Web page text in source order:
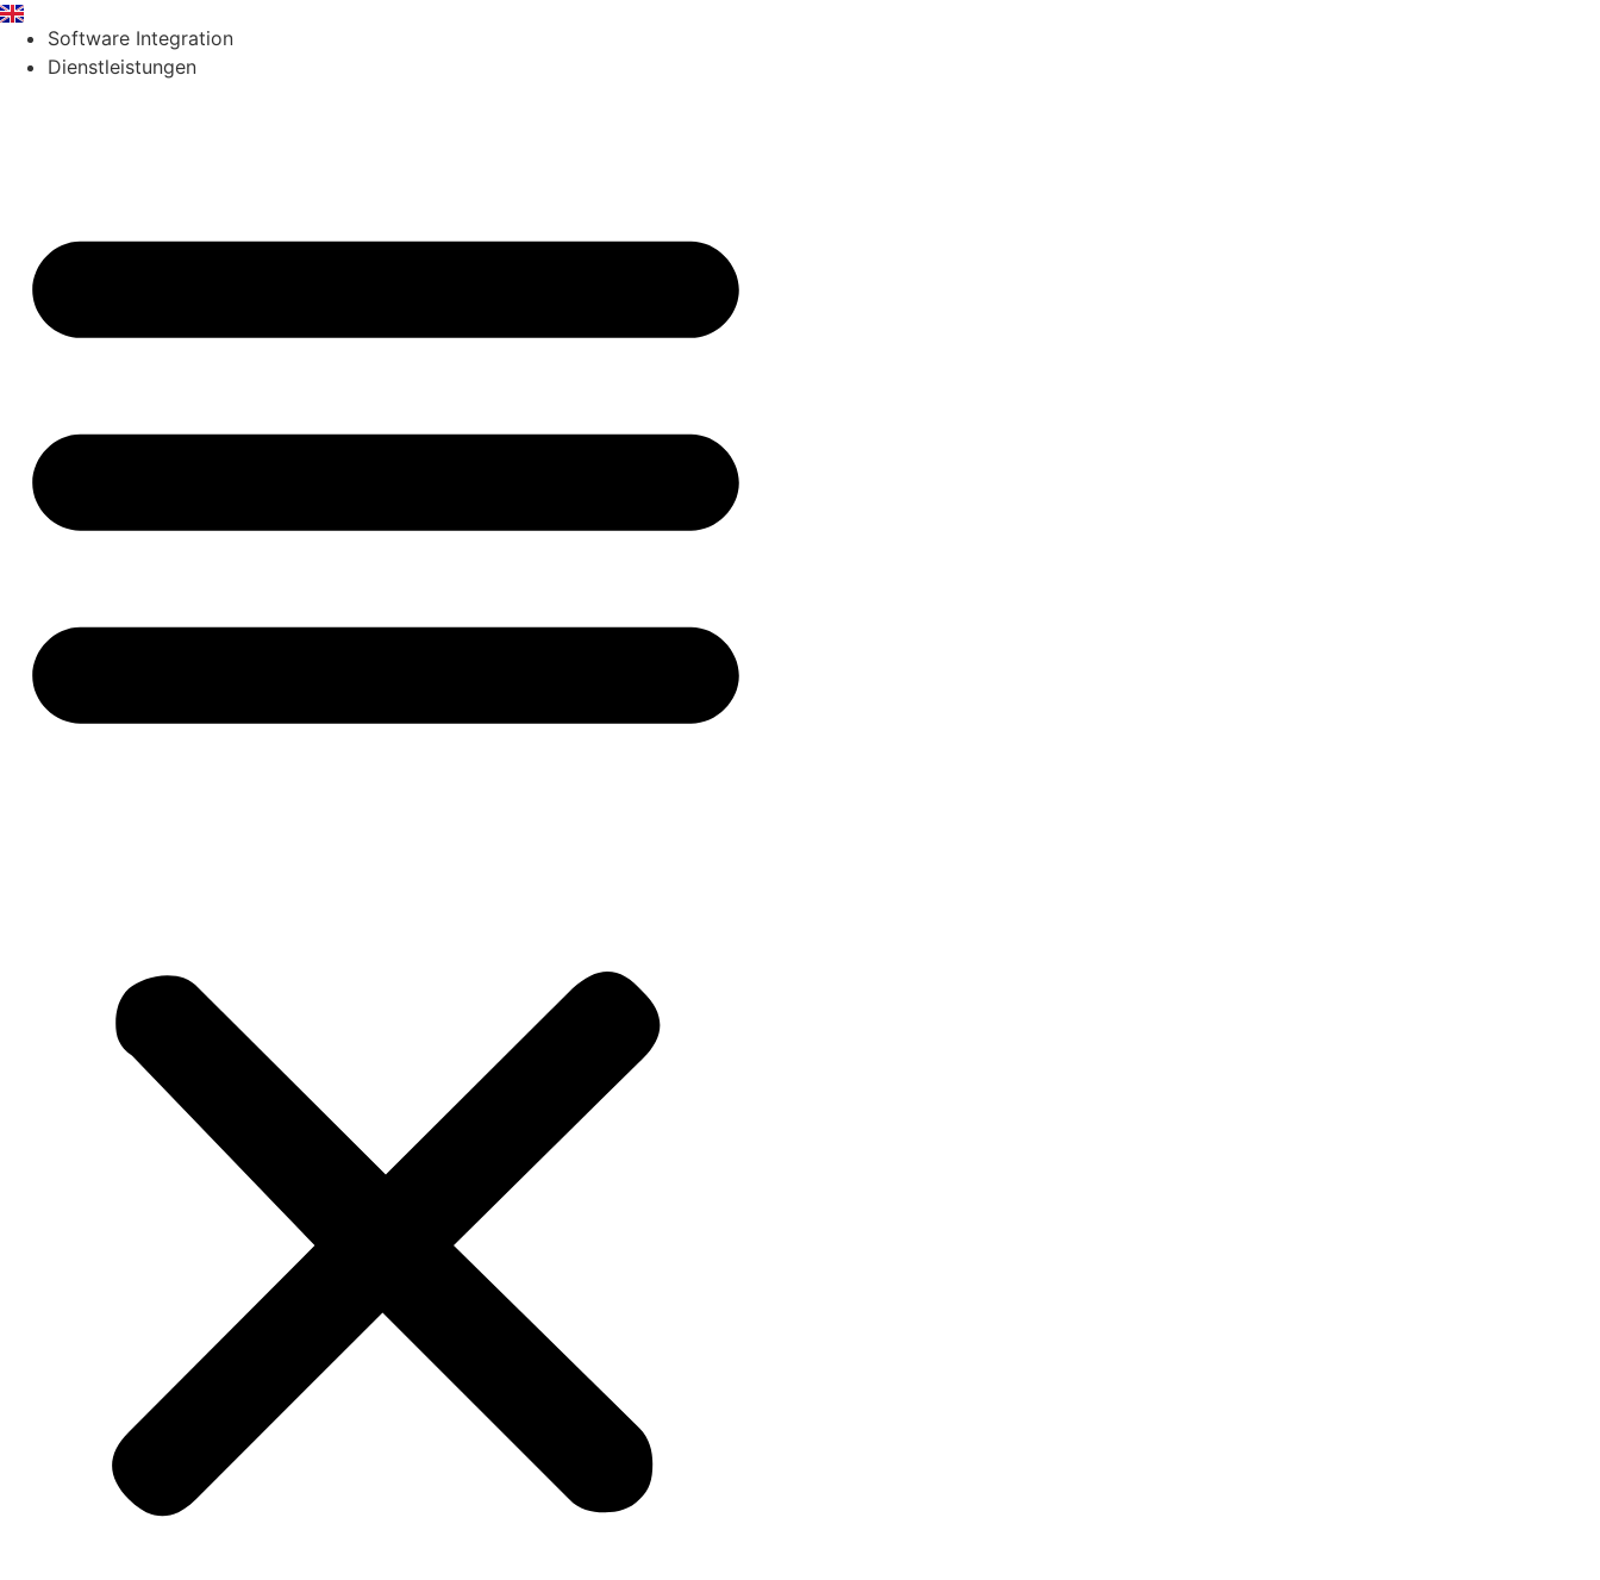
Zum
Inhalt
springen
Software Integration
Dienstleistungen